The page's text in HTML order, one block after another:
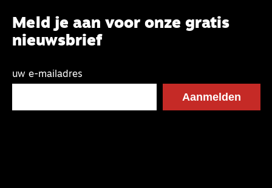
Meld je aan voor onze gratis
nieuwsbrief
uw e-mailadres